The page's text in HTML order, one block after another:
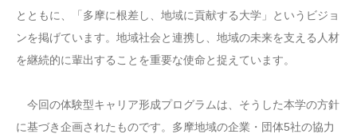
とともに、「多摩に根差し、地域に貢献する大学」というビジョ
ンを掲げています。地域社会と連携し、地域の未来を支える人材
を継続的に輩出することを重要な使命と捉えています。
今回の体験型キャリア形成プログラムは、そうした本学の方針
に基づき企画されたものです。多摩地域の企業・団体5社の協力